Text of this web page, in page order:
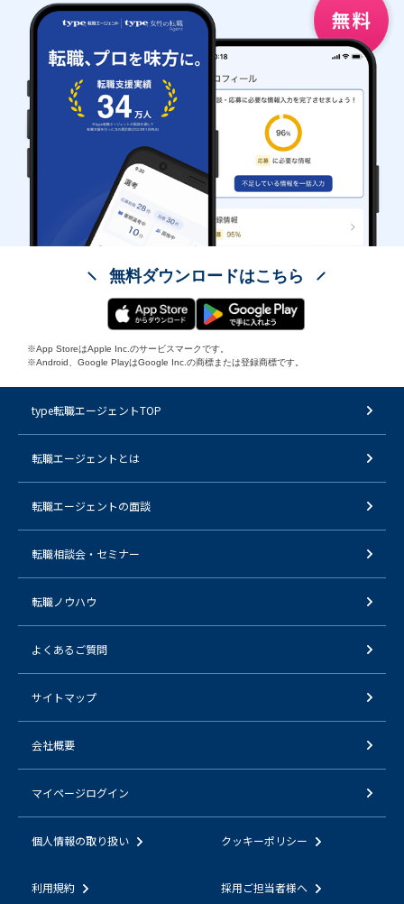
無料ダウンロードはこちら
※App StoreはApple Inc.のサービスマークです。
※Android、Google PlayはGoogle Inc.の商標または登録商標です。
type転職エージェントTOP
転職エージェントとは
転職エージェントの面談
転職相談会・セミナー
転職ノウハウ
よくあるご質問
サイトマップ
会社概要
マイページログイン
個人情報の取り扱い クッキーポリシー
利用規約 採用ご担当者様へ